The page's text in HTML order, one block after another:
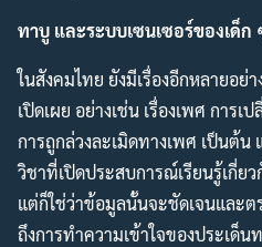
ทาบู และระบบเซนเซอร์ของเด็ก
ในสังคมไทย ยังมีเรื่องอีกหลายอย่
เปิดเผย อย่างเช่น เรื่องเพศ การเ
การถูกล่วงละเมิดทางเพศ เป็นต้น
วิชาที่เปิดประสบการณ์เรียนรู้เกี่ยว
แต่ก็ใช่ว่าข้อมูลนั้นจะชัดเจนและต
ถึงการทำความเข้าใจของประเด็น